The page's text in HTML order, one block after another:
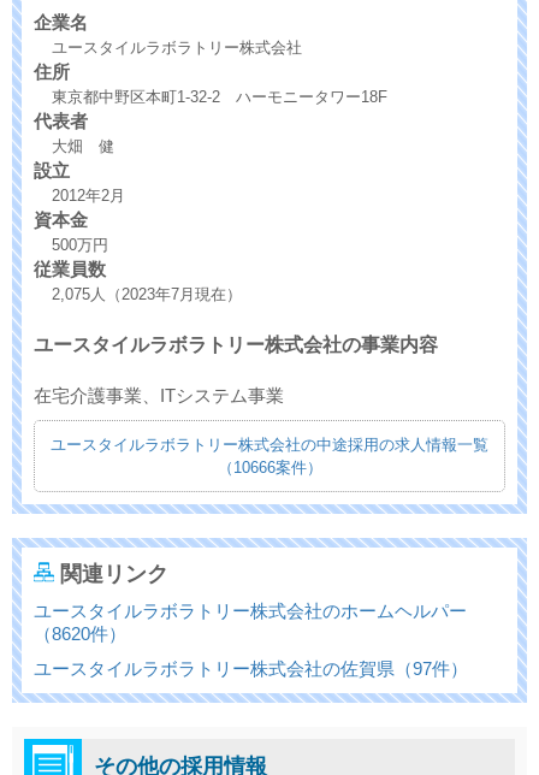
企業名
ユースタイルラボラトリー株式会社
住所
東京都中野区本町1-32-2 ハーモニータワー18F
代表者
大畑 健
設立
2012年2月
資本金
500万円
従業員数
2,075人（2023年7月現在）
ユースタイルラボラトリー株式会社の事業内容
在宅介護事業、ITシステム事業
ユースタイルラボラトリー株式会社の中途採用の求人情報一覧
（10666案件）
関連リンク
ユースタイルラボラトリー株式会社のホームヘルパー
（8620件）
ユースタイルラボラトリー株式会社の佐賀県（97件）
その他の採用情報